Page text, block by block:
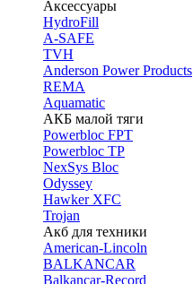
Аксессуары
HydroFill
A-SAFE
TVH
Anderson Power Products
REMA
Aquamatic
АКБ малой тяги
Powerbloc FPT
Powerbloc TP
NexSys Bloc
Odyssey
Hawker XFC
Trojan
Акб для техники
American-Lincoln
BALKANCAR
Balkancar-Record